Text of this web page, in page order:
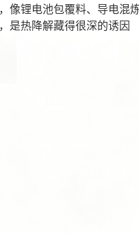
像锂电池包覆料、导电混
是热降解藏得很深的诱因